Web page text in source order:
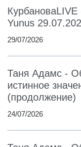
Yunus
29/07/2026
Таня Адамс -
истинное
(продолжение)
24/07/2026